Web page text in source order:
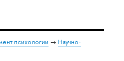
психологии → Научно-